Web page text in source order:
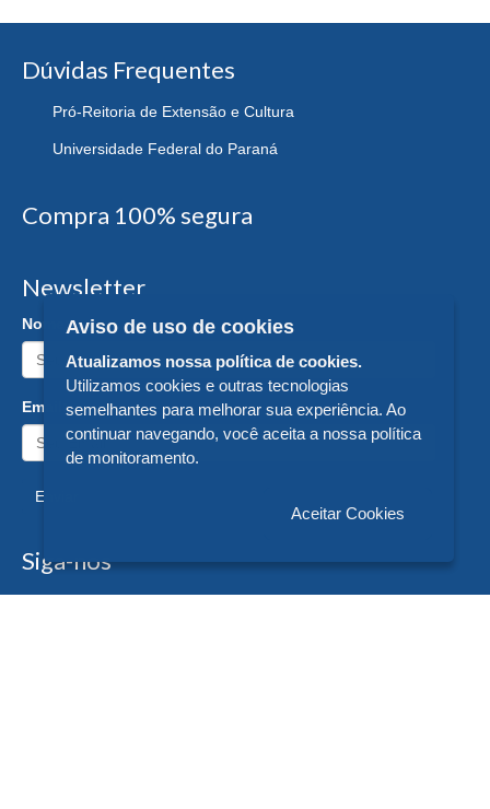
Dúvidas Frequentes
Pró-Reitoria de Extensão e Cultura
Universidade Federal do Paraná
Compra 100% segura
Newsletter
Nome:
Email:
Enviar
Siga-nos
Aviso de uso de cookies
Atualizamos nossa política de cookies.
Utilizamos cookies e outras tecnologias
semelhantes para melhorar sua experiência. Ao
continuar navegando, você aceita a nossa política
de monitoramento.
Aceitar Cookies